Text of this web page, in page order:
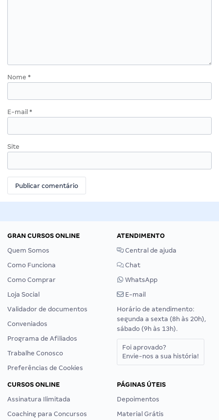
Nome *
E-mail *
Site
GRAN CURSOS ONLINE
Quem Somos
Como Funciona
Como Comprar
Loja Social
Validador de documentos
Conveniados
Programa de Afiliados
Trabalhe Conosco
Preferências de Cookies
ATENDIMENTO
Central de ajuda
Chat
WhatsApp
E-mail
Horário de atendimento:
segunda a sexta (8h às 20h),
sábado (9h às 13h).
Foi aprovado?
Envie-nos a sua história!
CURSOS ONLINE
Assinatura Ilimitada
Coaching para Concursos
PÁGINAS ÚTEIS
Depoimentos
Material Grátis